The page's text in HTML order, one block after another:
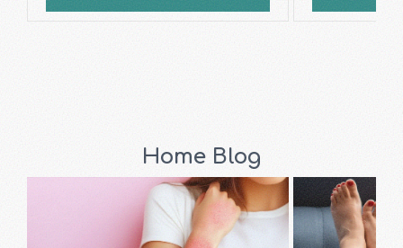
Home Blog